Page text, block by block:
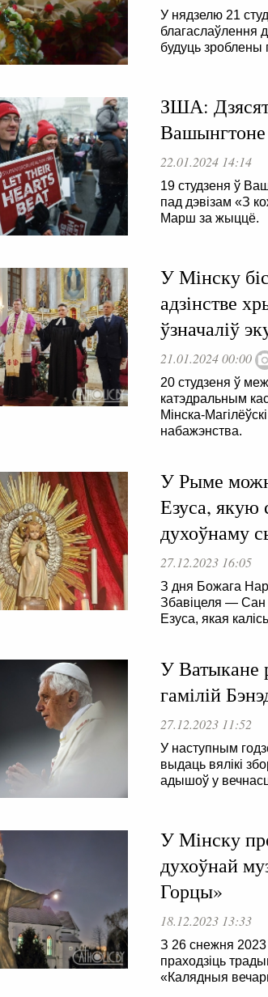
У нядзелю 21
благаслаўлення
будуць зроблены
ЗША:
22.01.2024 14:14
19 студзеня ў
пад дэвізам «З
Марш за жыццё.
У Мінску
адзінстве
ўзначаліў
21.01.2024 00:00
20 студзеня ў
катэдральным
Мінска-
набажэнства.
У Рыме
Езуса, якую
духоўнаму
27.12.2023 16:05
З дня Божага
Збавіцеля — Сан
Езуса, якая
У Ватыкане
гамілій
27.12.2023 11:52
У наступным
выдаць вялікі
адышоў у
У Мінску
духоўнай
Горцы»
18.12.2023 13:33
З 26 снежня 2023
праходзіць
«Калядныя